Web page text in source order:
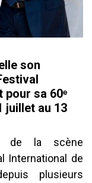
son
pour sa 60ᵉ
juillet au 13
de la scène
International de
plusieurs